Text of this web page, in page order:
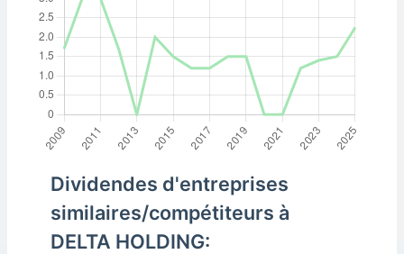
Dividendes d'entreprises
similaires/compétiteurs à
DELTA HOLDING: